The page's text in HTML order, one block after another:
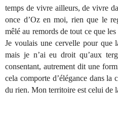
temps de vivre ailleurs, de vivre
once d’Oz en moi, rien que le
mêlé au remords de tout ce que
Je voulais une cervelle pour que
mais je n’ai eu droit qu’aux
consentant, autrement dit une
cela comporte d’élégance dans
du rien. Mon territoire est celui de